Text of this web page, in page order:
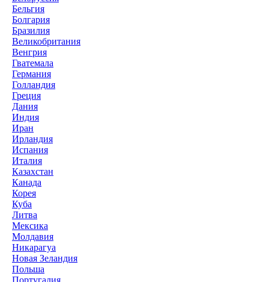
Бельгия
Болгария
Бразилия
Великобритания
Венгрия
Гватемала
Германия
Голландия
Греция
Дания
Индия
Иран
Ирландия
Испания
Италия
Казахстан
Канада
Корея
Куба
Литва
Мексика
Молдавия
Никарагуа
Новая Зеландия
Польша
Португалия